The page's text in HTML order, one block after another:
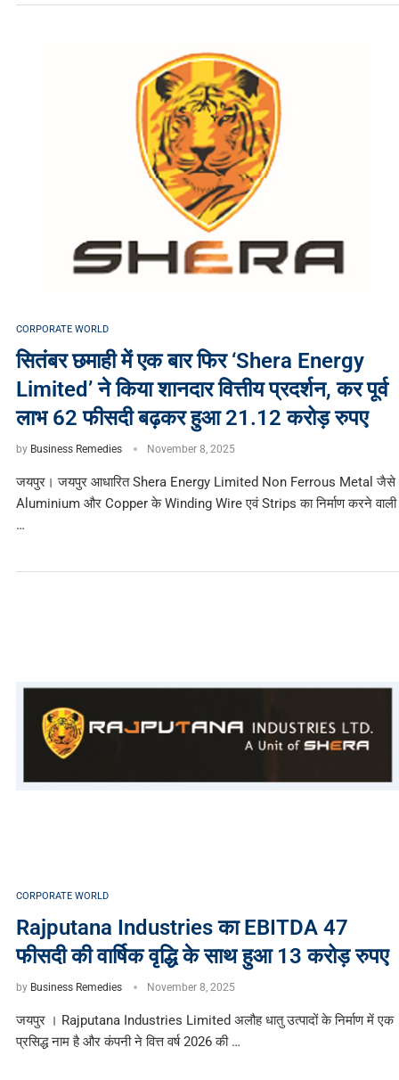
CORPORATE WORLD
सितंबर छमाही में एक बार फिर ‘Shera Energy
Limited’ ने किया शानदार वित्तीय प्रदर्शन, कर पूर्व
लाभ 62 फीसदी बढ़कर हुआ 21.12 करोड़ रुपए
by Business Remedies November 8, 2025
जयपुर। जयपुर आधारित Shera Energy Limited Non Ferrous Metal जैसे
Aluminium और Copper के Winding Wire एवं Strips का निर्माण करने वाली
…
CORPORATE WORLD
Rajputana Industries का EBITDA 47
फीसदी की वार्षिक वृद्धि के साथ हुआ 13 करोड़ रुपए
by Business Remedies November 8, 2025
जयपुर । Rajputana Industries Limited अलौह धातु उत्पादों के निर्माण में एक
प्रसिद्ध नाम है और कंपनी ने वित्त वर्ष 2026 की …